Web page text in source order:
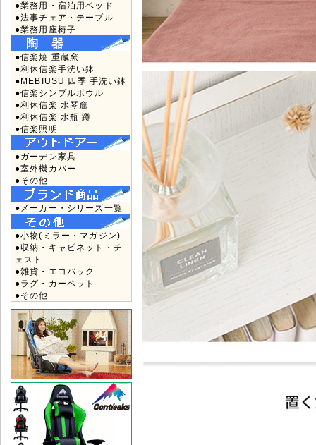
●業務用・宿泊用ベッド
●法事チェア・テーブル
●業務用座椅子
●信楽焼 重蔵窯
●利休信楽手洗い鉢
●MEBIUSU 四季 手洗い鉢
●信楽シンプルボウル
●利休信楽 水琴窟
●利休信楽 水瓶 蹲
●信楽照明
●ガーデン家具
●室外機カバー
●その他
●メーカー・シリーズ一覧
●小物(ミラー・マガジン)
●収納・キャビネット・チ
ェスト
●雑貨・エコバック
●ラグ・カーペット
●その他